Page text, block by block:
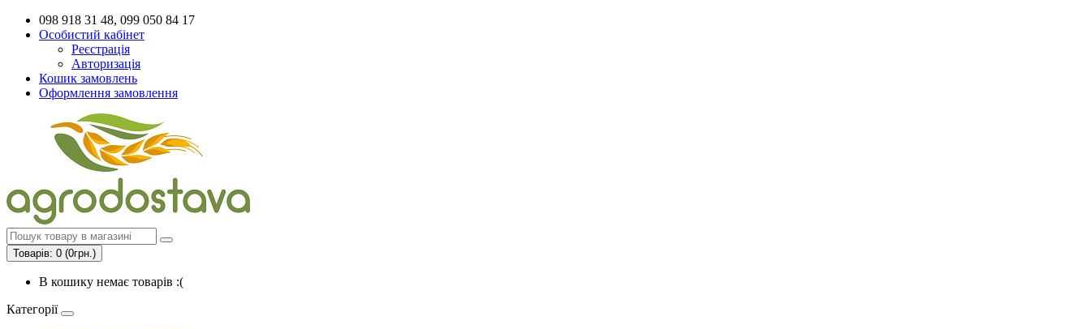
098 918 31 48, 099 050 84 17
Особистий кабінет
Реєстрація
Авторизація
Кошик замовлень
Оформлення замовлення
Товарів: 0 (0грн.)
В кошику немає товарів :(
Категорії